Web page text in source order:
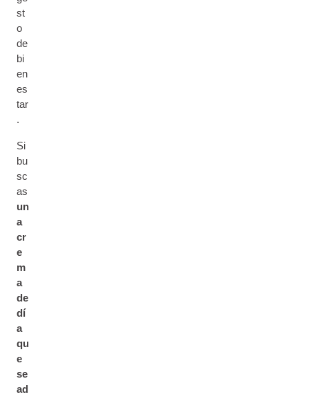
st
o
de
bi
en
es
tar
.
Si
bu
sc
as
un
a
cr
e
m
a
de
dí
a
qu
e
se
ad